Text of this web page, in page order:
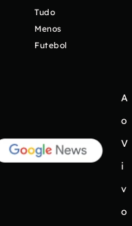
Tudo
Menos
Futebol
A
o
V
i
v
o